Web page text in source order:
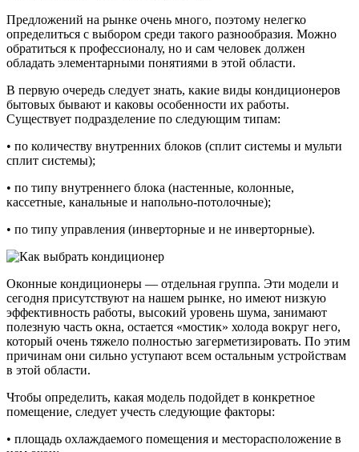
Предложений на рынке очень много, поэтому нелегко
определиться с выбором среди такого разнообразия. Можно
обратиться к профессионалу, но и сам человек должен
обладать элементарными понятиями в этой области.
В первую очередь следует знать, какие виды кондиционеров
бытовых бывают и каковы особенности их работы.
Существует подразделение по следующим типам:
• по количеству внутренних блоков (сплит системы и мульти
сплит системы);
• по типу внутреннего блока (настенные, колонные,
кассетные, канальные и напольно-потолочные);
• по типу управления (инверторные и не инверторные).
Оконные кондиционеры — отдельная группа. Эти модели и
сегодня присутствуют на нашем рынке, но имеют низкую
эффективность работы, высокий уровень шума, занимают
полезную часть окна, остается «мостик» холода вокруг него,
который очень тяжело полностью загерметизировать. По этим
причинам они сильно уступают всем остальным устройствам
в этой области.
Чтобы определить, какая модель подойдет в конкретное
помещение, следует учесть следующие факторы:
• площадь охлаждаемого помещения и месторасположение в